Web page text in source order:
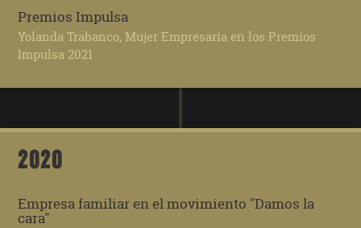
Premios Impulsa
Yolanda Trabanco, Mujer Empresaria en los Premios
Impulsa 2021
2020
Empresa familiar en el movimiento "Damos la
cara"